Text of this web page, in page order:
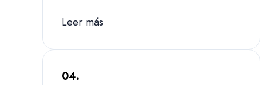
Leer más
04.